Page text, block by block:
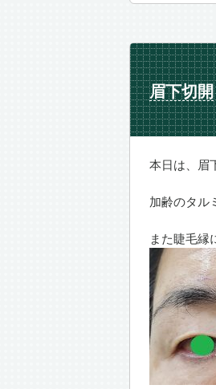
眉下切開
本日は、眉
加齢のタル
また睫毛縁